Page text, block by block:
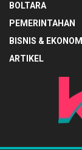
BOLTARA
PEMERINTAHAN
BISNIS & EKONOMI
ARTIKEL